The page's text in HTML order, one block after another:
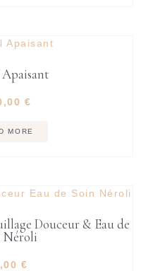
€
MORE
Douceur & Eau de
Néroli
€